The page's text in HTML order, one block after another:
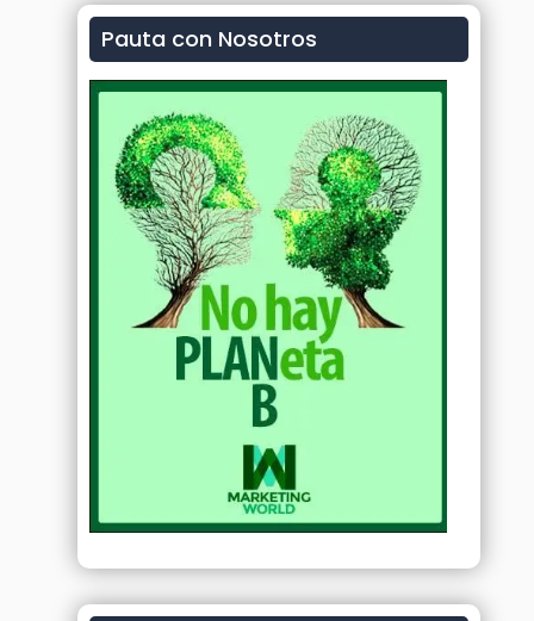
Pauta con Nosotros